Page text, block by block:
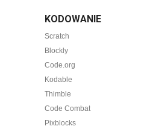
KODOWANIE
Scratch
Blockly
Code.org
Kodable
Thimble
Code Combat
Pixblocks